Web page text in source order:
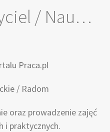
Nauczyciel / Nauczycielka - Opieka Medyczna
Praca.pl
/ Radom
oraz prowadzenie zajęć
i praktycznych.